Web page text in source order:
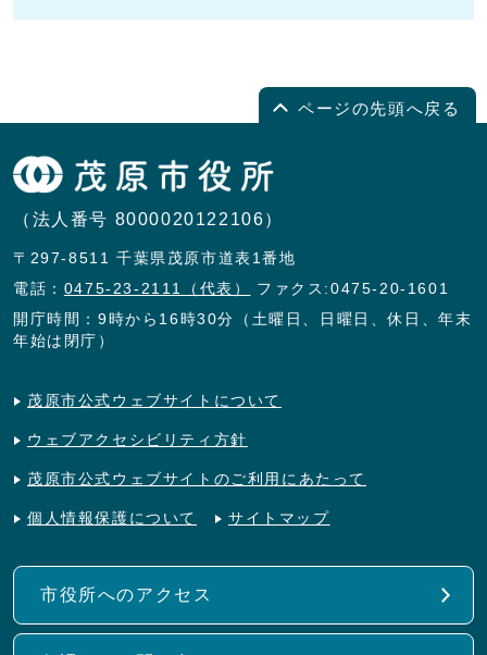
ページの先頭へ戻る
（法人番号 8000020122106）
〒297-8511 千葉県茂原市道表1番地
電話： 0475-23-2111（代表）
ファクス:0475-20-1601
開庁時間：9時から16時30分（土曜日、日曜日、休日、年末
年始は閉庁）
茂原市公式ウェブサイトについて
ウェブアクセシビリティ方針
茂原市公式ウェブサイトのご利用にあたって
個人情報保護について サイトマップ
市役所へのアクセス